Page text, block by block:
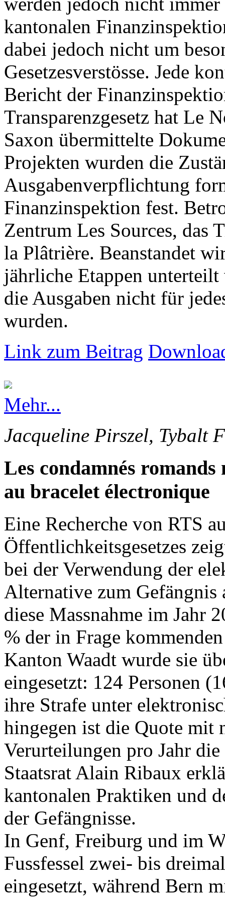
kantonalen
dabei jedoch nicht um
Gesetzesverstösse. Jede
Bericht der
Transparenzgesetz hat Le
Saxon übermittelte
Projekten wurden die
Ausgabenverpflichtung
Finanzinspektion fest.
Zentrum Les Sources, das
la Plâtrière. Beanstandet
jährliche Etappen unterteilt
die Ausgaben nicht für
wurden.
Link zum Beitrag
Mehr...
Jacqueline Pirszel, Tybalt
Les condamnés romands
au bracelet électronique
Eine Recherche von RTS
Öffentlichkeitsgesetzes
bei der Verwendung der
Alternative zum Gefängnis
diese Massnahme im Jahr
% der in Frage
Kanton Waadt wurde sie
eingesetzt: 124 Personen
ihre Strafe unter
hingegen ist die Quote mit
Verurteilungen pro Jahr
Staatsrat Alain Ribaux
kantonalen Praktiken und
der Gefängnisse.
In Genf, Freiburg und im
Fussfessel zwei- bis
eingesetzt, während Bern